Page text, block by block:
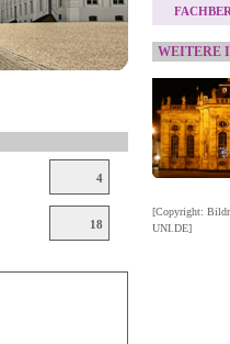
4
18
WEITERE
[Copyright:
UNI.DE]